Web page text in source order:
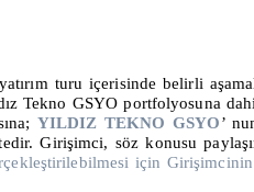
turu içerisinde belirli
Tekno GSYO portfolyosuna
YILDIZ TEKNO GSYO’
Girişimci, söz konusu
için